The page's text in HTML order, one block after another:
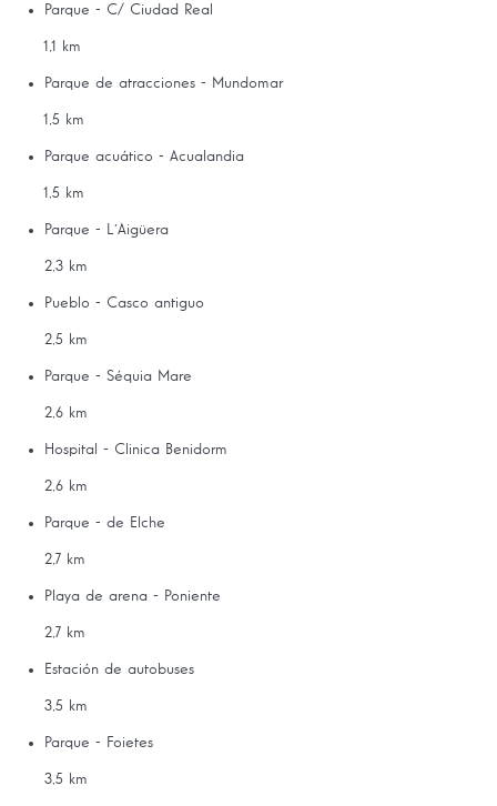
Parque - C/ Ciudad Real
1,1 km
Parque de atracciones - Mundomar
1,5 km
Parque acuático - Acualandia
1,5 km
Parque - L´Aigüera
2,3 km
Pueblo - Casco antiguo
2,5 km
Parque - Séquia Mare
2,6 km
Hospital - Clinica Benidorm
2,6 km
Parque - de Elche
2,7 km
Playa de arena - Poniente
2,7 km
Estación de autobuses
3,5 km
Parque - Foietes
3,5 km